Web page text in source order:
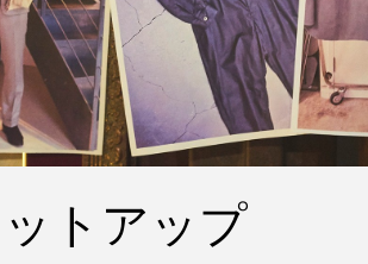
トアップ